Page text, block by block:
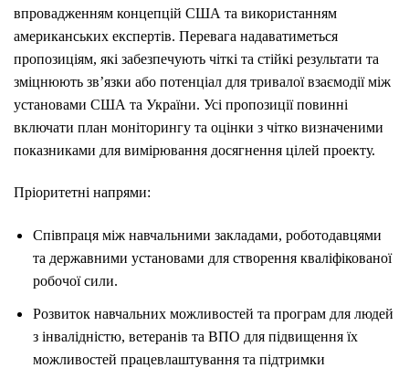
впровадженням концепцій США та використанням
американських експертів. Перевага надаватиметься
пропозиціям, які забезпечують чіткі та стійкі результати та
зміцнюють зв’язки або потенціал для тривалої взаємодії між
установами США та України. Усі пропозиції повинні
включати план моніторингу та оцінки з чітко визначеними
показниками для вимірювання досягнення цілей проекту.
Пріоритетні напрями:
Співпраця між навчальними закладами, роботодавцями
та державними установами для створення кваліфікованої
робочої сили.
Розвиток навчальних можливостей та програм для людей
з інвалідністю, ветеранів та ВПО для підвищення їх
можливостей працевлаштування та підтримки